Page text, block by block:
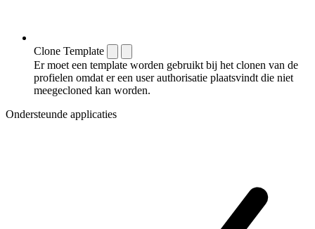
Clone Template
Er moet een template worden gebruikt bij het clonen van de
profielen omdat er een user authorisatie plaatsvindt die niet
meegecloned kan worden.
Ondersteunde applicaties